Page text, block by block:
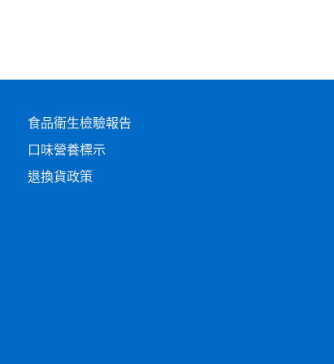
食品衛生檢驗報告
口味營養標示
退換貨政策